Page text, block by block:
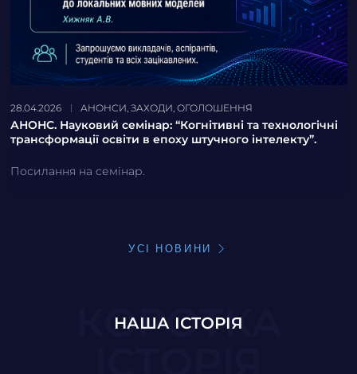
28.04.2026 АНОНСИ ЗАХОДИ ОГОЛОШЕННЯ
АНОНС. Науковий семінар: “Когнітивні та технологічні
трансформації освіти в епоху штучного інтелекту”.
Посилання на семінар.
УСІ НОВИНИ
НАША ІСТОРІЯ
КОРОТКА